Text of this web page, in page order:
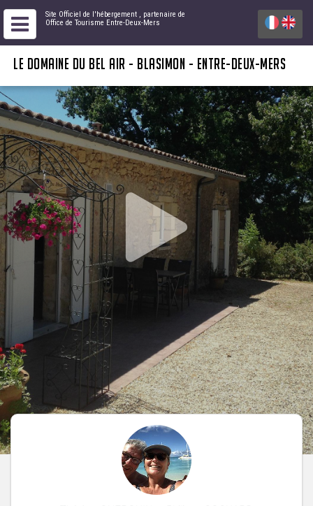
Site Officiel de l'hébergement , partenaire de
Office de Tourisme Entre-Deux-Mers
LE DOMAINE DU BEL AIR - BLASIMON - ENTRE-DEUX-MERS